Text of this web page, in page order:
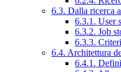
6.3. Dalla ricerca
6.3.1. User
6.3.2. Job
6.3.3.
6.4. Architettura
6.4.1.